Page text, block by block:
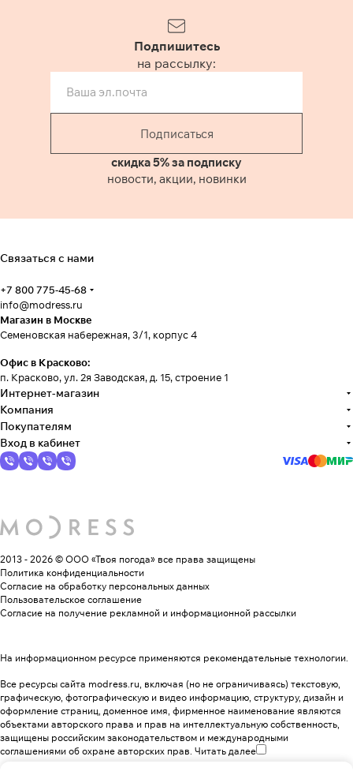
Подпишитесь
на рассылку:
Подписаться
скидка 5% за подписку
новости, акции, новинки
Связаться с нами
+7 800 775-45-68
info@modress.ru
Магазин в Москве
Семеновская набережная, 3/1, корпус 4
Офис в Красково:
п. Красково, ул. 2я Заводская, д. 15, строение 1
Интернет-магазин
Компания
Покупателям
Вход в кабинет
2013 - 2026 © ООО «Твоя погода» все права защищены
Политика конфиденциальности
Согласие на обработку персональных данных
Пользовательское соглашение
Согласие на получение рекламной и информационной рассылки
На информационном ресурсе применяются рекомендательные технологии.
Все ресурсы сайта modress.ru, включая (но не ограничиваясь) текстовую,
графическую, фотографическую и видео информацию, структуру, дизайн и
оформление страниц, доменное имя, фирменное наименование являются
объектами авторского права и прав на интеллектуальную собственность,
защищены российским законодательством и международными
соглашениями об охране авторских прав. Читать далее